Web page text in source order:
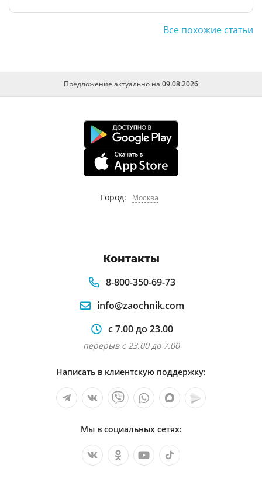
Все похожие статьи
Предложение актуально на 09.08.2026
Город: Москва
Контакты
8-800-350-69-73
info@zaochnik.com
с 7.00 до 23.00
перерыв с 23.00 до 7.00
Написать в клиентскую поддержку:
Мы в социальных сетях: